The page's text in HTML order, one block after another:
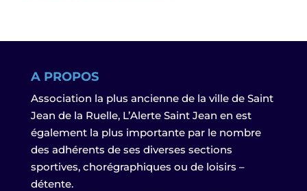
A PROPOS
Association la plus ancienne de la ville de Saint
Jean de la Ruelle, L’Alerte Saint Jean en est
également la plus importante par le nombre
des adhérents de ses diverses sections
sportives, chorégraphiques ou de loisirs –
détente.